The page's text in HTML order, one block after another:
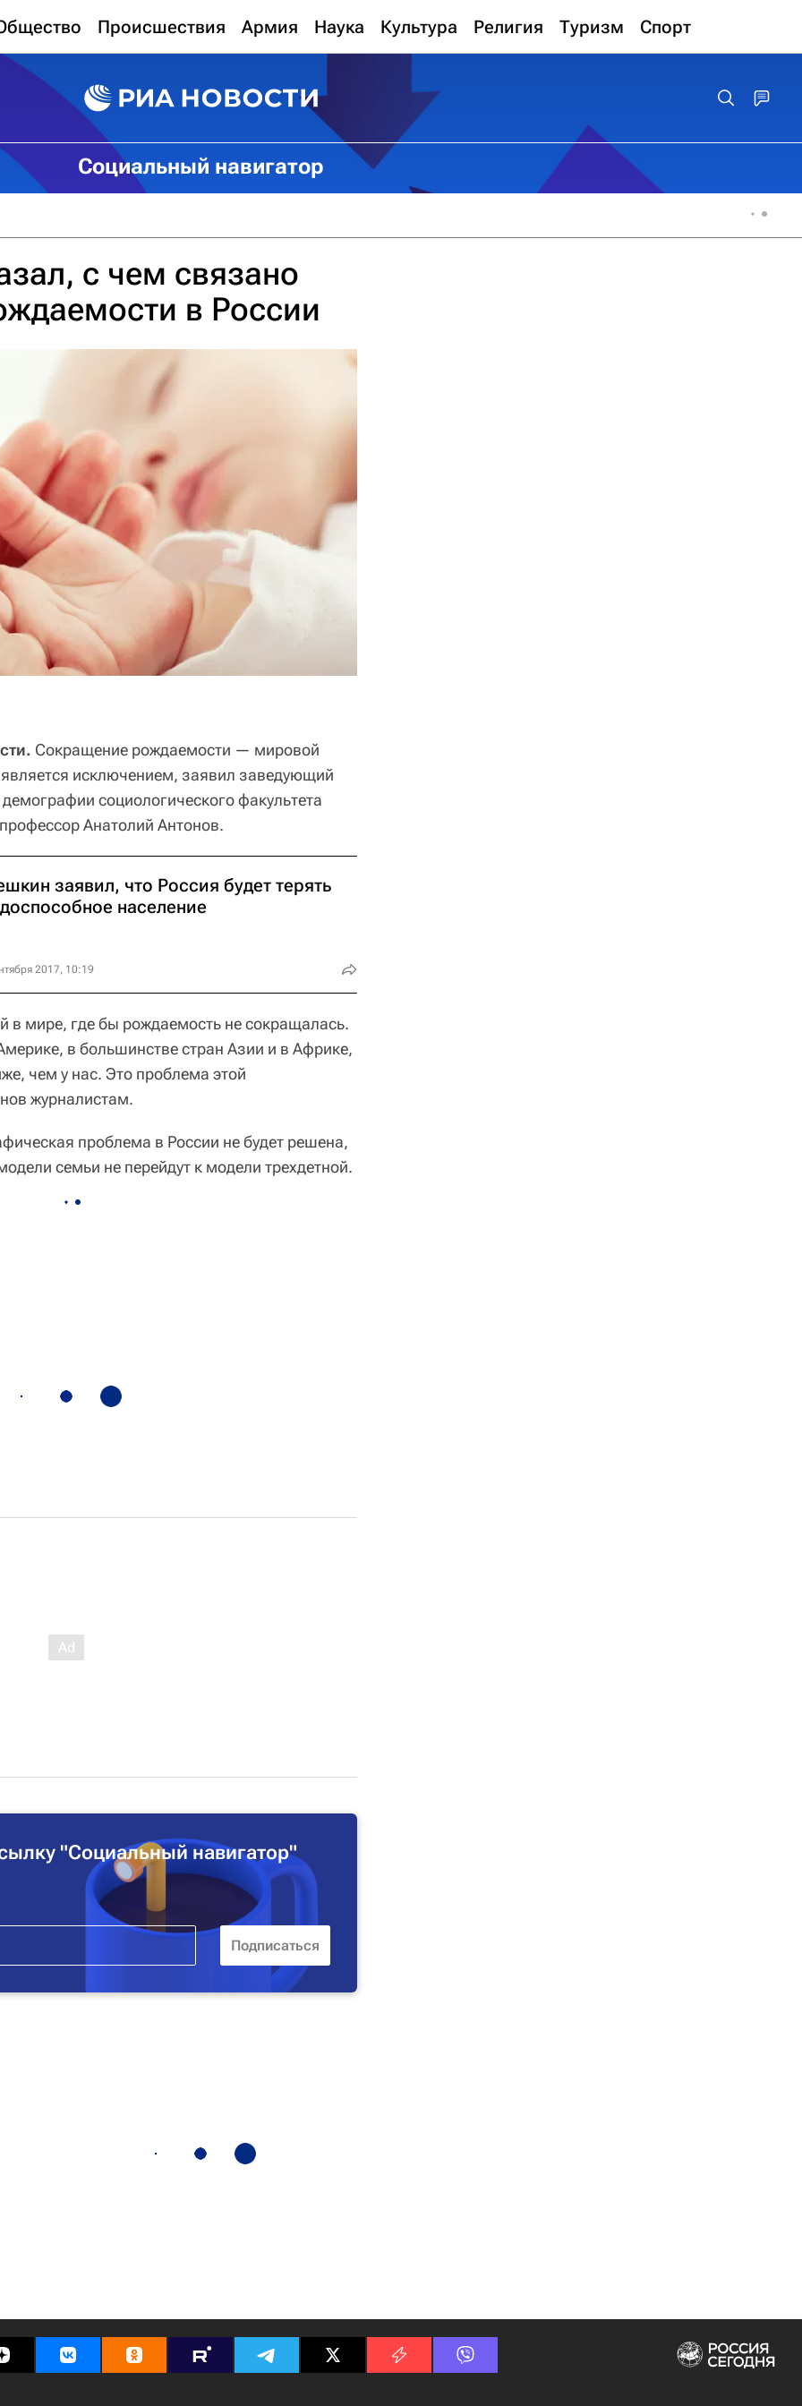
Происшествия Армия Наука Культура Религия Туризм Спорт
Социальный навигатор
с чем связано
в России
Сокращение рождаемости — мировой
исключением, заявил заведующий
социологического факультета
Анатолий Антонов.
заявил, что Россия будет терять
население
2017, 10:19
в мире, где бы рождаемость не сокращалась.
в большинстве стран Азии и в Африке,
чем у нас. Это проблема этой
журналистам.
проблема в России не будет решена,
семьи не перейдут к модели трехдетной.
"Социальный навигатор"